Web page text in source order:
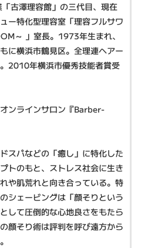
古澤理容館」の三代目、現在
ー特化型理容室「理容フルサワ
～ 」室長。1973年生まれ、
に横浜市鶴見区。全理連ヘアー
2010年横浜市優秀技能者賞受
ンラインサロン『Barber-
スパなどの「癒し」に特化した
トのもと、ストレス社会に生き
や肌荒れと向き合っている。特
シェービングは「顔そりという
して圧倒的な心地良さをもたら
顔そり術は評判を呼び遠方から